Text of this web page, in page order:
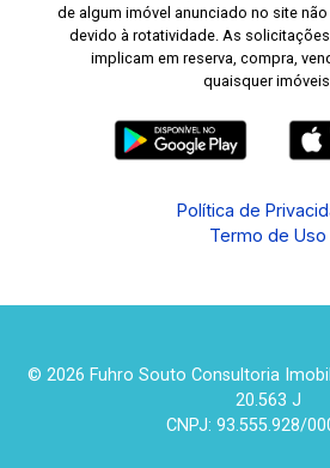
de algum imóvel anunciado no site
devido à rotatividade. As
implicam em reserva, compra,
quaisquer
Política de
Termo de Uso
© 2026 Fuhro Souto Consultoria
20.563 J
CNPJ: 93.555.928/